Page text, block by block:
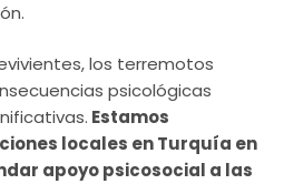
los terremotos
psicológicas
Estamos
locales en Turquía en
apoyo psicosocial a las